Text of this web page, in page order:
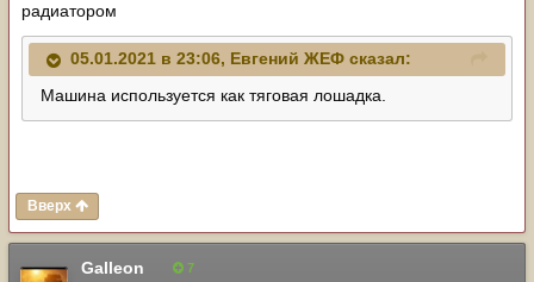
радиатором
05.01.2021 в 23:06, Евгений ЖЕФ сказал:
Машина используется как тяговая лошадка.
Вверх
Galleon 7